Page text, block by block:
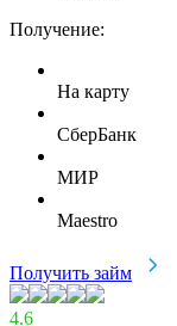
Получение:
На карту
СберБанк
МИР
Maestro
Получить займ
4.6